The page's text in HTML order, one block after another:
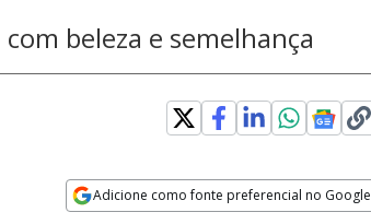
beleza e semelhança
Adicione como fonte preferencial no Google